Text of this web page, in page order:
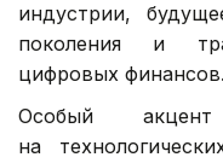
индустрии,
поколения и
цифровых финансов.
Особый
на